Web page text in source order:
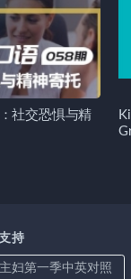
社交恐惧与精
持
妇第一季中英对照